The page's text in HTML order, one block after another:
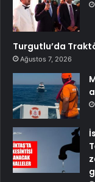
Turgutlu’da
Ağustos 7, 2026